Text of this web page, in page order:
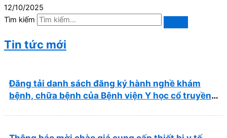
12/10/2025
Tìm kiếm
Tin tức mới
Đăng tải danh sách đăng ký hành nghề khám
bệnh, chữa bệnh của Bệnh viện Y học cổ truyền